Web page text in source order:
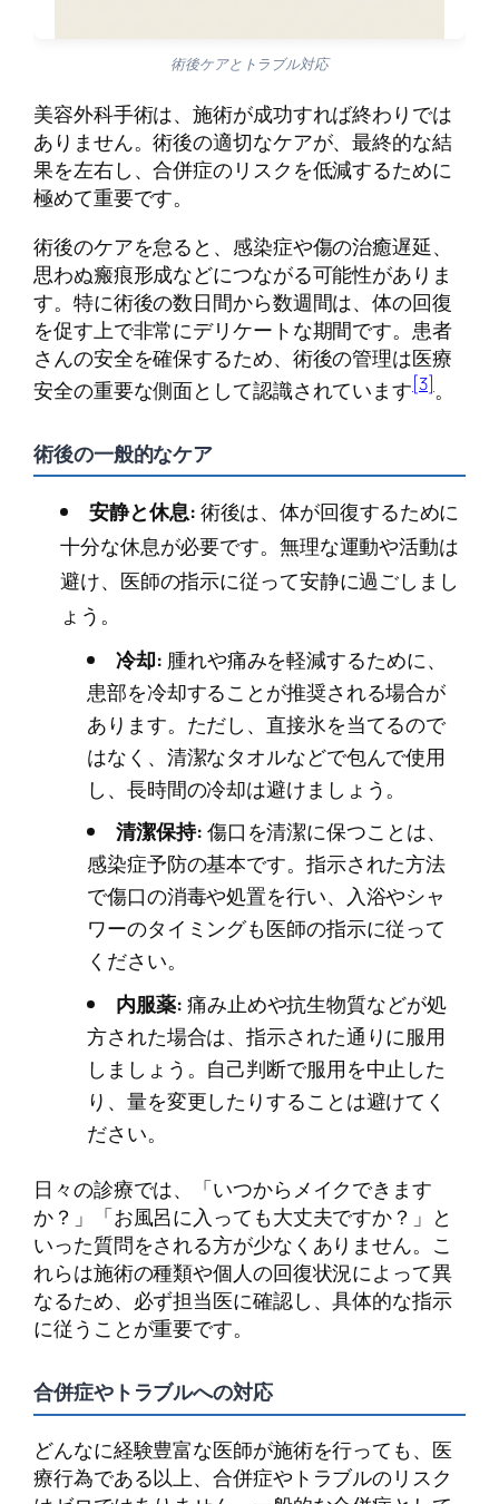
術後ケアとトラブル対応
美容外科手術は、施術が成功すれば終わりでは
ありません。術後の適切なケアが、最終的な結
果を左右し、合併症のリスクを低減するために
極めて重要です。
術後のケアを怠ると、感染症や傷の治癒遅延、
思わぬ瘢痕形成などにつながる可能性がありま
す。特に術後の数日間から数週間は、体の回復
を促す上で非常にデリケートな期間です。患者
さんの安全を確保するため、術後の管理は医療
安全の重要な側面として認識されています[3]。
術後の一般的なケア
安静と休息:術後は、体が回復するために
十分な休息が必要です。無理な運動や活動は
避け、医師の指示に従って安静に過ごしまし
ょう。
冷却: 腫れや痛みを軽減するために、
患部を冷却することが推奨される場合が
あります。ただし、直接氷を当てるので
はなく、清潔なタオルなどで包んで使用
し、長時間の冷却は避けましょう。
清潔保持:傷口を清潔に保つことは、
感染症予防の基本です。指示された方法
で傷口の消毒や処置を行い、入浴やシャ
ワーのタイミングも医師の指示に従って
ください。
内服薬:痛み止めや抗生物質などが処
方された場合は、指示された通りに服用
しましょう。自己判断で服用を中止した
り、量を変更したりすることは避けてく
ださい。
日々の診療では、「いつからメイクできます
か？」「お風呂に入っても大丈夫ですか？」と
いった質問をされる方が少なくありません。こ
れらは施術の種類や個人の回復状況によって異
なるため、必ず担当医に確認し、具体的な指示
に従うことが重要です。
合併症やトラブルへの対応
どんなに経験豊富な医師が施術を行っても、医
療行為である以上、合併症やトラブルのリスク